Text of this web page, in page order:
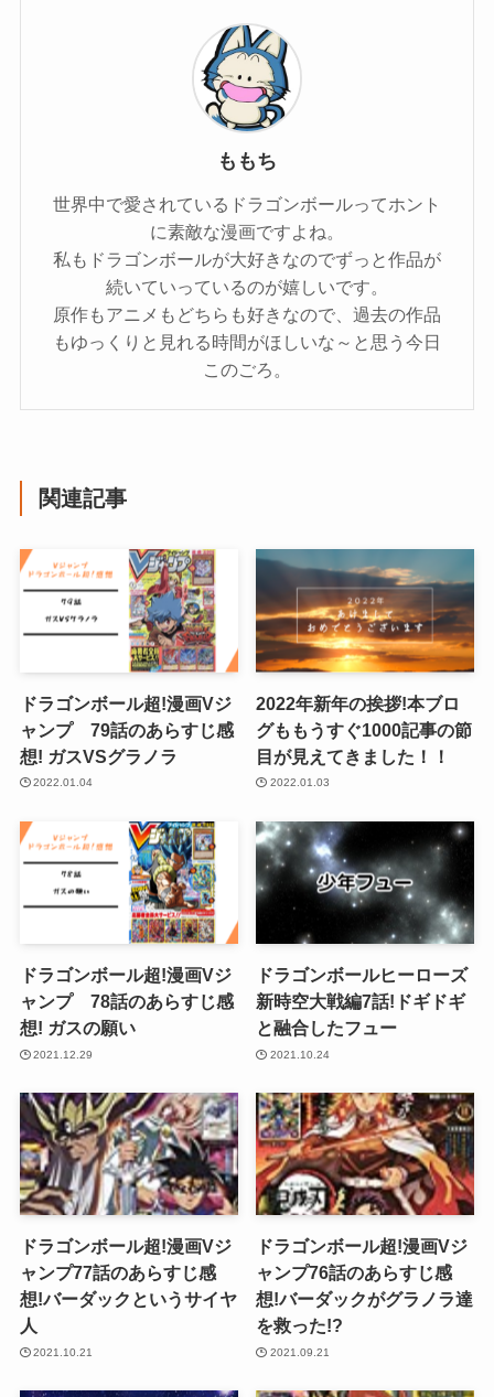
ももち
世界中で愛されているドラゴンボールってホント
に素敵な漫画ですよね。
私もドラゴンボールが大好きなのでずっと作品が
続いていっているのが嬉しいです。
原作もアニメもどちらも好きなので、過去の作品
もゆっくりと見れる時間がほしいな～と思う今日
このごろ。
関連記事
ドラゴンボール超!漫画Vジ
ャンプ 79話のあらすじ感
想! ガスVSグラノラ
2022.01.04
2022年新年の挨拶!本ブロ
グももうすぐ1000記事の節
目が見えてきました！！
2022.01.03
ドラゴンボール超!漫画Vジ
ャンプ 78話のあらすじ感
想! ガスの願い
2021.12.29
ドラゴンボールヒーローズ
新時空大戦編7話!ドギドギ
と融合したフュー
2021.10.24
ドラゴンボール超!漫画Vジ
ャンプ77話のあらすじ感
想!バーダックというサイヤ
人
2021.10.21
ドラゴンボール超!漫画Vジ
ャンプ76話のあらすじ感
想!バーダックがグラノラ達
を救った!?
2021.09.21